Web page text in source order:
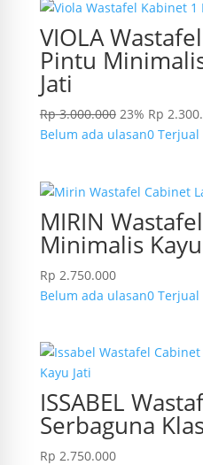
VIOLA
Pintu
Jati
Rp3.000.000 23% Rp
Belum ada ulasan0 Terjual
MIRIN
Minimalis
Rp 2.750.000
Belum ada ulasan0 Terjual
ISSABEL
Serbaguna
Rp 2.750.000